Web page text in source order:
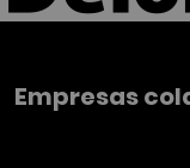
Empresas